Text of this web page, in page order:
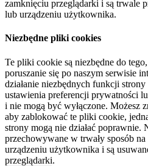
zamknięciu przeglądarki i są trwale
lub urządzeniu użytkownika.
Niezbędne pliki cookies
Te pliki cookie są niezbędne do
poruszanie się po naszym serwisie
działanie niezbędnych funkcji
ustawienia preferencji prywatności
i nie mogą być wyłączone. Możesz
aby zablokować te pliki cookie,
strony mogą nie działać poprawnie.
przechowywane w trwały sposób
urządzeniu użytkownika i są
przeglądarki.